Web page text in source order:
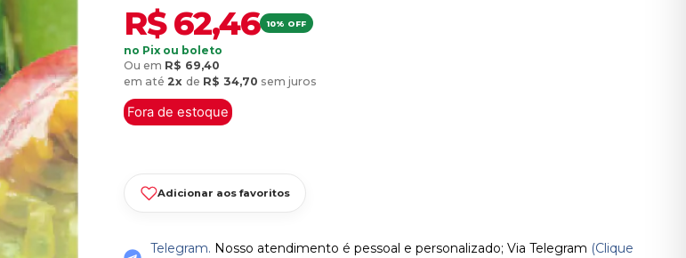
R$62,46 10% OFF
no Pix ou boleto
Ou em R$ 69,40
em até 2x de R$ 34,70 sem juros
Fora de estoque
Adicionar aos favoritos
Telegram. Nosso atendimento é pessoal e personalizado; Via Telegram (Clique